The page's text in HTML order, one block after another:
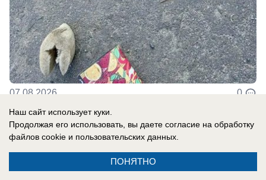
07.08.2026 0
В России
Армении уклоняется от проведения
Наш сайт использует куки.
Продолжая его использовать, вы даете согласие на обработку
файлов cookie и пользовательских данных.
ПОНЯТНО